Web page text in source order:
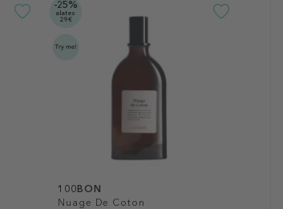
-25%
alates
29€
100BON
Nuage De Coton